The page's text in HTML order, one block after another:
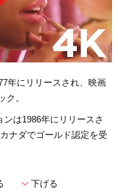
年にリリースされ、映画
ク。
は1986年にリリースさ
ナダでゴールド認定を受
expand_more下げる